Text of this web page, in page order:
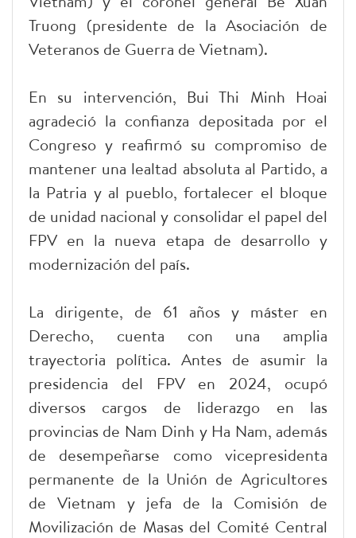
Truong (presidente de la Asociación de
Veteranos de Guerra de Vietnam).
En su intervención, Bui Thi Minh Hoai
agradeció la confianza depositada por el
Congreso y reafirmó su compromiso de
mantener una lealtad absoluta al Partido, a
la Patria y al pueblo, fortalecer el bloque
de unidad nacional y consolidar el papel del
FPV en la nueva etapa de desarrollo y
modernización del país.
La dirigente, de 61 años y máster en
Derecho, cuenta con una amplia
trayectoria política. Antes de asumir la
presidencia del FPV en 2024, ocupó
diversos cargos de liderazgo en las
provincias de Nam Dinh y Ha Nam, además
de desempeñarse como vicepresidenta
permanente de la Unión de Agricultores
de Vietnam y jefa de la Comisión de
Movilización de Masas del Comité Central